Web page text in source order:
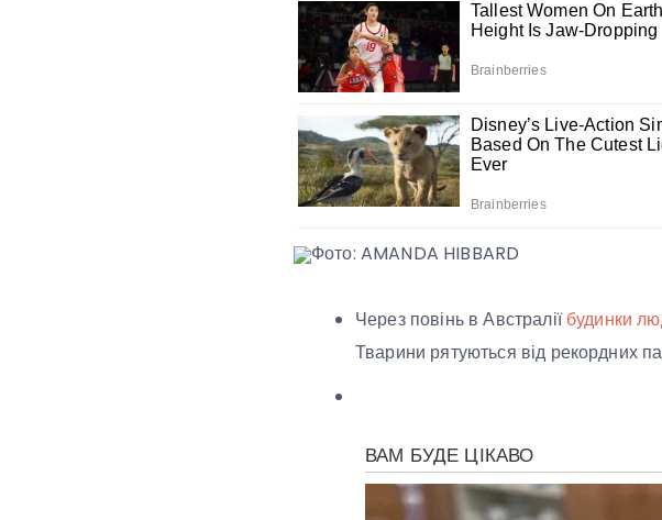
Фото: AMANDA HIBBARD
Через повінь в Австраліїбудинки
Тварини рятуються від рекордних